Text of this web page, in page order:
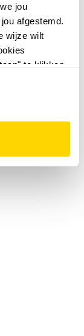
jou
afgestemd.
wijze wilt
te klikken.